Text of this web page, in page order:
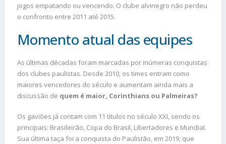
jogos empatando ou vencendo. O clube alvinegro não perdeu
o confronto entre 2011 até 2015.
Momento atual das equipes
As últimas décadas foram marcadas por inúmeras conquistas
dos clubes paulistas. Desde 2010, os times entram como
maiores vencedores do século e aumentam ainda mais a
discussão de quem é maior, Corinthians ou Palmeiras?
Os gaviões já contam com 11 títulos no século XXI, sendo os
principais: Brasileirão, Copa do Brasil, Libertadores e Mundial.
Sua última taça foi a conquista do Paulistão, em 2019, que